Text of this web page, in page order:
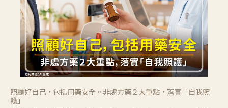
照顧好自己，包括用藥安全。非處方藥２大重點，落實「自我照
護」